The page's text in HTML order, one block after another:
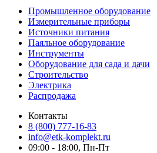
Промышленное оборудование
Измерительные приборы
Источники питания
Паяльное оборудование
Инструменты
Оборудование для сада и дачи
Строительство
Электрика
Распродажа
Контакты
8 (800) 777-16-83
info@etk-komplekt.ru
09:00 - 18:00, Пн-Пт